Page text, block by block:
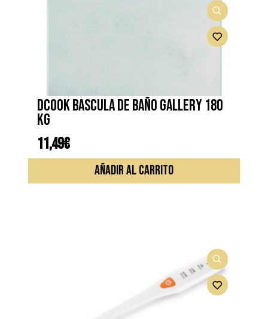
DCOOK BASCULA DE BAÑO GALLERY 180
KG
11,49€
AÑADIR AL CARRITO